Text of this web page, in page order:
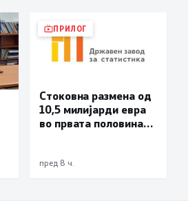
ПРИЛОГ
Стоковна размена од
10,5 милијарди евра
во првата половина
зголемува извозот
пред 8 ч.